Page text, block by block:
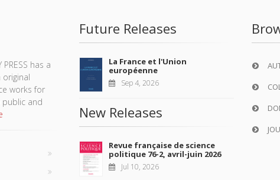
PRESS has a
works for
and
Future Releases
La France et l'Union
européenne
Sep 4, 2026
New Releases
Revue française de science
politique 76-2, avril-juin 2026
Jul 10, 2026